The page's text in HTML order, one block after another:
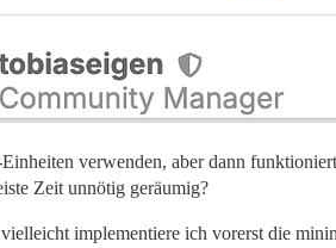
verwenden, aber dann
Zeit unnötig geräumig?
implementiere ich vorerst die